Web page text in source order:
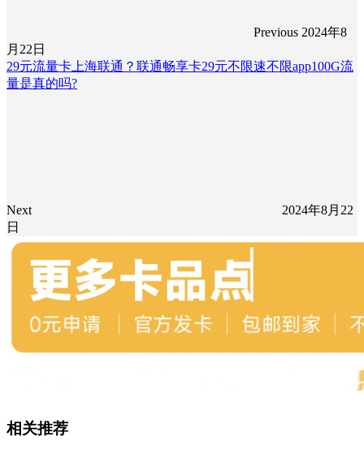
Previous 2024年8
月22日
29元流量卡上海联通？联通畅享卡29元不限速不限app100G流
量是真的吗?
Next
2024年8月22
日
相关推荐